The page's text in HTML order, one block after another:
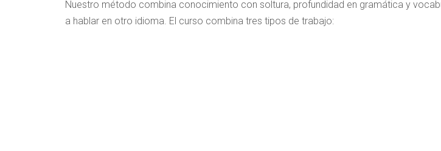
Nuestro método combina conocimiento con soltura, profundidad en gramática y
a hablar en otro idioma. El curso combina tres tipos de trabajo: